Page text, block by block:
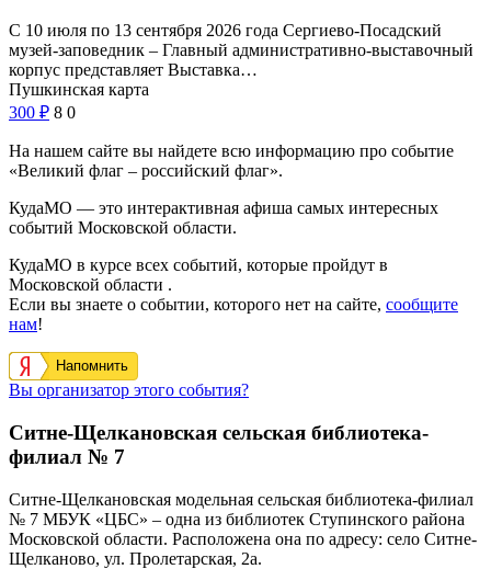
С 10 июля по 13 сентября 2026 года Сергиево-Посадский
музей-заповедник – Главный административно-выставочный
корпус представляет Выставка…
Пушкинская карта
300 ₽ 8 0
На нашем сайте вы найдете всю информацию про событие
«Великий флаг – российский флаг».
КудаМО — это интерактивная афиша самых интересных
событий Московской области.
КудаМО в курсе всех событий, которые пройдут в
Московской области .
Если вы знаете о событии, которого нет на сайте, сообщите
нам!
Напомнить
Вы организатор этого события?
Ситне-Щелкановская сельская библиотека-
филиал № 7
Ситне-Щелкановская модельная сельская библиотека-филиал
№ 7 МБУК «ЦБС» – одна из библиотек Ступинского района
Московской области. Расположена она по адресу: село Ситне-
Щелканово, ул. Пролетарская, 2а.